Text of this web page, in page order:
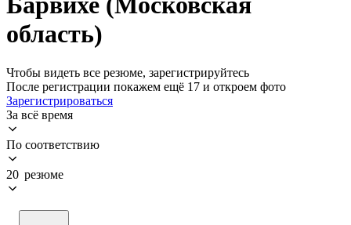
область)
Чтобы видеть все резюме, зарегистрируйтесь
После регистрации покажем ещё 17 и откроем фото
Зарегистрироваться
За всё время
По соответствию
20 резюме